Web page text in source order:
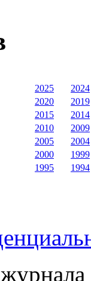
2025
2024
2020
2019
2015
2014
2010
2009
2005
2004
2000
1999
1995
1994